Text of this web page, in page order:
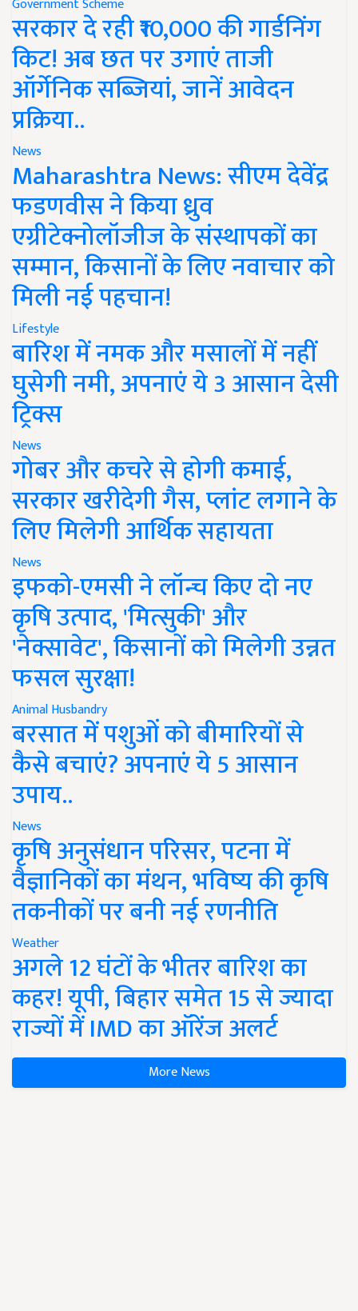
Government Scheme
सरकार दे रही ₹10,000 की गार्डनिंग
किट! अब छत पर उगाएं ताजी
ऑर्गेनिक सब्जियां, जानें आवेदन
प्रक्रिया..
News
Maharashtra News: सीएम देवेंद्र
फडणवीस ने किया ध्रुव
एग्रीटेक्नोलॉजीज के संस्थापकों का
सम्मान, किसानों के लिए नवाचार को
मिली नई पहचान!
Lifestyle
बारिश में नमक और मसालों में नहीं
घुसेगी नमी, अपनाएं ये 3 आसान देसी
ट्रिक्स
News
गोबर और कचरे से होगी कमाई,
सरकार खरीदेगी गैस, प्लांट लगाने के
लिए मिलेगी आर्थिक सहायता
News
इफको-एमसी ने लॉन्च किए दो नए
कृषि उत्पाद, 'मित्सुकी' और
'नेक्सावेट', किसानों को मिलेगी उन्नत
फसल सुरक्षा!
Animal Husbandry
बरसात में पशुओं को बीमारियों से
कैसे बचाएं? अपनाएं ये 5 आसान
उपाय..
News
कृषि अनुसंधान परिसर, पटना में
वैज्ञानिकों का मंथन, भविष्य की कृषि
तकनीकों पर बनी नई रणनीति
Weather
अगले 12 घंटों के भीतर बारिश का
कहर! यूपी, बिहार समेत 15 से ज्यादा
राज्यों में IMD का ऑरेंज अलर्ट
More News